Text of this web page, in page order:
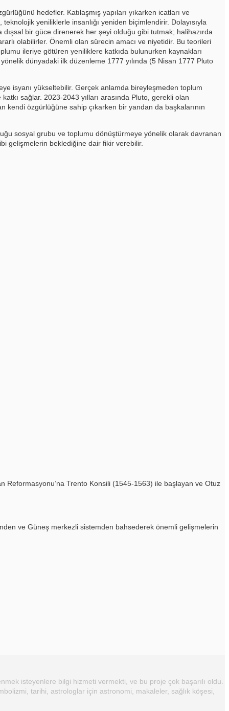
hedefler. Katılaşmış yapıları yıkarken icatları ve
yeniliklerle insanlığı yeniden biçimlendirir. Dolayısıyla
bir güce direnerek her şeyi olduğu gibi tutmak; halihazırda
olabilirler. Önemli olan sürecin amacı ve niyetidir. Bu teorileri
ileriye götüren yeniliklere katkıda bulunurken kaynakları
dünyadaki ilk düzenleme 1777 yılında (5 Nisan 1777 Pluto
isyanı yükseltebilir. Gerçek anlamda bireyleşmeden toplum
sağlar. 2023-2043 yılları arasında Pluto, gerekli olan
özgürlüğüne sahip çıkarken bir yandan da başkalarının
sosyal grubu ve toplumu dönüştürmeye yönelik olarak davranan
gelişmelerin beklediğine dair fikir verebilir.
Reformasyonu’na Trento Konsili (1545-1563) ile başlayan ve Otuz
ve Güneş merkezli sistemden bahsederek önemli gelişmelerin
isteyenlere bilgi hizmeti vermekti, ve bu proje çok başarılı oldu.
tarihi, astrologlar için astronomi, makaleler, sağlık köşesi,